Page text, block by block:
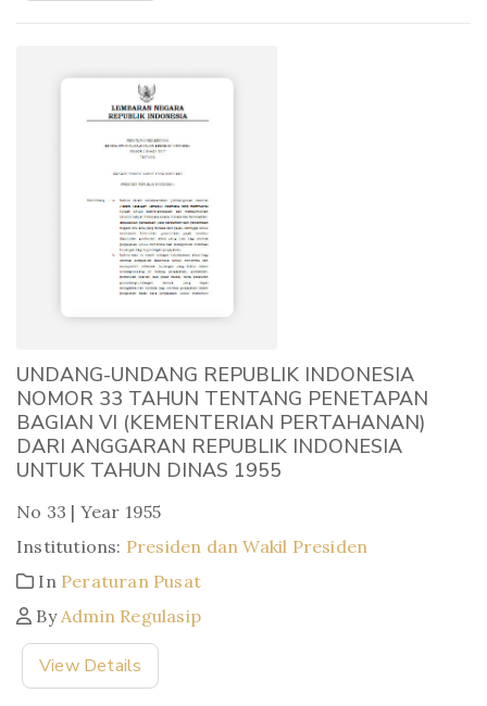
UNDANG-UNDANG REPUBLIK INDONESIA
NOMOR 33 TAHUN TENTANG PENETAPAN
BAGIAN VI (KEMENTERIAN PERTAHANAN)
DARI ANGGARAN REPUBLIK INDONESIA
UNTUK TAHUN DINAS 1955
No 33 | Year 1955
Institutions: Presiden dan Wakil Presiden
In Peraturan Pusat
ByAdmin Regulasip
View Details